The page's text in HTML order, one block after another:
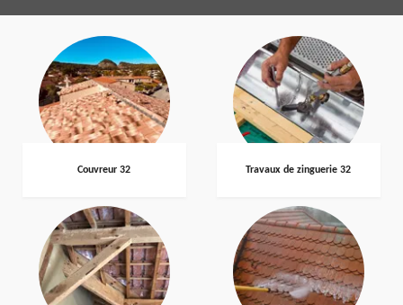
Couvreur 32 Travaux de zinguerie 32